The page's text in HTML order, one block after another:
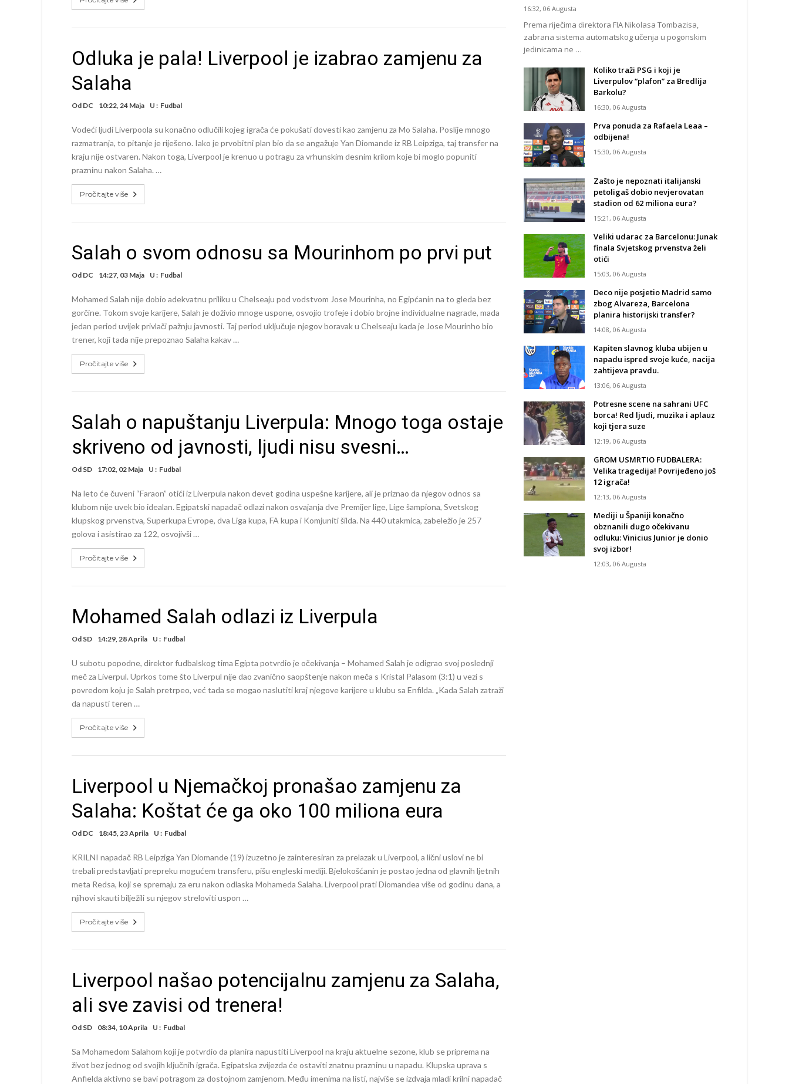
Odluka je pala! Liverpool je izabrao zamjenu za
Salaha
Od DC 10:22, 24 Maja U : Fudbal
Vodeći ljudi Liverpoola su konačno odlučili kojeg igrača će pokušati dovesti kao zamjenu za Mo Salaha. Poslije mnogo
razmatranja, to pitanje je riješeno. Iako je prvobitni plan bio da se angažuje Yan Diomande iz RB Leipziga, taj transfer na
kraju nije ostvaren. Nakon toga, Liverpool je krenuo u potragu za vrhunskim desnim krilom koje bi moglo popuniti
prazninu nakon Salaha. …
Pročitajte više
Salah o svom odnosu sa Mourinhom po prvi put
Od DC 14:27, 03 Maja U : Fudbal
Mohamed Salah nije dobio adekvatnu priliku u Chelseaju pod vodstvom Jose Mourinha, no Egipćanin na to gleda bez
gorčine. Tokom svoje karijere, Salah je doživio mnoge uspone, osvojio trofeje i dobio brojne individualne nagrade, mada
jedan period uvijek privlači pažnju javnosti. Taj period uključuje njegov boravak u Chelseaju kada je Jose Mourinho bio
trener, koji tada nije prepoznao Salaha kakav …
Pročitajte više
Salah o napuštanju Liverpula: Mnogo toga ostaje
skriveno od javnosti, ljudi nisu svesni…
Od SD 17:02, 02 Maja U : Fudbal
Na leto će čuveni “Faraon” otići iz Liverpula nakon devet godina uspešne karijere, ali je priznao da njegov odnos sa
klubom nije uvek bio idealan. Egipatski napadač odlazi nakon osvajanja dve Premijer lige, Lige šampiona, Svetskog
klupskog prvenstva, Superkupa Evrope, dva Liga kupa, FA kupa i Komjuniti šilda. Na 440 utakmica, zabeležio je 257
golova i asistirao za 122, osvojivši …
Pročitajte više
Mohamed Salah odlazi iz Liverpula
Od SD 14:29, 28 Aprila U : Fudbal
U subotu popodne, direktor fudbalskog tima Egipta potvrdio je očekivanja – Mohamed Salah je odigrao svoj poslednji
meč za Liverpul. Uprkos tome što Liverpul nije dao zvanično saopštenje nakon meča s Kristal Palasom (3:1) u vezi s
povredom koju je Salah pretrpeo, već tada se mogao naslutiti kraj njegove karijere u klubu sa Enfilda. „Kada Salah zatraži
da napusti teren …
Pročitajte više
Liverpool u Njemačkoj pronašao zamjenu za
Salaha: Koštat će ga oko 100 miliona eura
Od DC 18:45, 23 Aprila U : Fudbal
KRILNI napadač RB Leipziga Yan Diomande (19) izuzetno je zainteresiran za prelazak u Liverpool, a lični uslovi ne bi
trebali predstavljati prepreku mogućem transferu, pišu engleski mediji. Bjelokošćanin je postao jedna od glavnih ljetnih
meta Redsa, koji se spremaju za eru nakon odlaska Mohameda Salaha. Liverpool prati Diomandea više od godinu dana, a
njihovi skauti bilježili su njegov streloviti uspon …
Pročitajte više
Liverpool našao potencijalnu zamjenu za Salaha,
ali sve zavisi od trenera!
Od SD 08:34, 10 Aprila U : Fudbal
Sa Mohamedom Salahom koji je potvrdio da planira napustiti Liverpool na kraju aktuelne sezone, klub se priprema na
život bez jednog od svojih ključnih igrača. Egipatska zvijezda će ostaviti znatnu prazninu u napadu. Klupska uprava s
Anfielda aktivno se bavi potragom za dostojnom zamjenom. Među imenima na listi, najviše se izdvaja mladi krilni napadač
16:32, 06 Augusta
Prema riječima direktora FIA Nikolasa Tombazisa,
zabrana sistema automatskog učenja u pogonskim
jedinicama ne …
Koliko traži PSG i koji je
Liverpulov “plafon” za Bredlija
Barkolu?
16:30, 06 Augusta
Prva ponuda za Rafaela Leaa –
odbijena!
15:30, 06 Augusta
Zašto je nepoznati italijanski
petoligaš dobio nevjerovatan
stadion od 62 miliona eura?
15:21, 06 Augusta
Veliki udarac za Barcelonu: Junak
finala Svjetskog prvenstva želi
otići
15:03, 06 Augusta
Deco nije posjetio Madrid samo
zbog Alvareza, Barcelona
planira historijski transfer?
14:08, 06 Augusta
Kapiten slavnog kluba ubijen u
napadu ispred svoje kuće, nacija
zahtijeva pravdu.
13:06, 06 Augusta
Potresne scene na sahrani UFC
borca! Red ljudi, muzika i aplauz
koji tjera suze
12:19, 06 Augusta
GROM USMRTIO FUDBALERA:
Velika tragedija! Povrijeđeno još
12 igrača!
12:13, 06 Augusta
Mediji u Španiji konačno
obznanili dugo očekivanu
odluku: Vinicius Junior je donio
svoj izbor!
12:03, 06 Augusta